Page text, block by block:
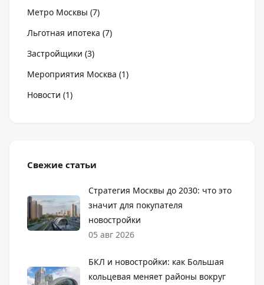
Метро Москвы (7)
Льготная ипотека (7)
Застройщики (3)
Мероприятия Москва (1)
Новости (1)
Свежие статьи
Стратегия Москвы до 2030: что это
значит для покупателя
новостройки
05 авг 2026
БКЛ и новостройки: как Большая
кольцевая меняет районы вокруг